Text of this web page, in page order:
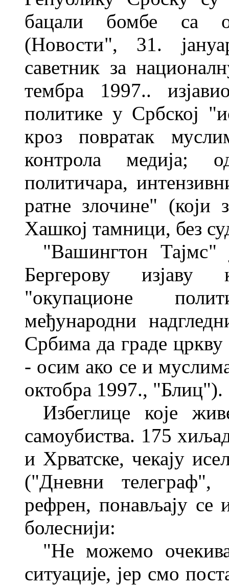
бацали бомбе са
(Новости", 31.
саветник за
тембра 1997..
политике у Србској
кроз повратак
контрола медија;
политичара,
ратне злочине" (који
Хашкој тамници, без
"Вашингтон
Бергерову изјаву
"окупационе
међународни
Србима да граде
- осим ако се и
октобра 1997., "Блиц").
Избеглице које
самоубиства. 175
и Хрватске, чекају
("Дневни
рефрен, понављају се
болеснији:
"Не можемо
ситуације, јер смо